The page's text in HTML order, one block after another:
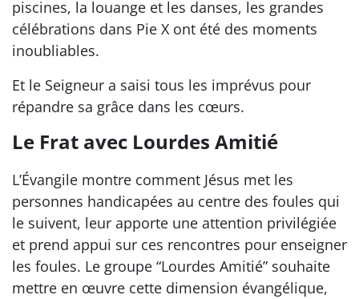
piscines, la louange et les danses, les grandes
célébrations dans Pie X ont été des moments
inoubliables.
Et le Seigneur a saisi tous les imprévus pour
répandre sa grâce dans les cœurs.
Le Frat avec Lourdes Amitié
L’Évangile montre comment Jésus met les
personnes handicapées au centre des foules qui
le suivent, leur apporte une attention privilégiée
et prend appui sur ces rencontres pour enseigner
les foules. Le groupe “Lourdes Amitié” souhaite
mettre en œuvre cette dimension évangélique,